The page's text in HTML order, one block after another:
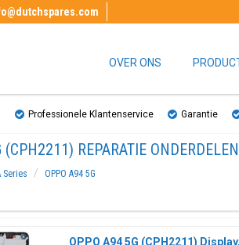
OVER ONS
Professionele Klantenservice Garantie
REPARATIE
Series
OPPO A94 5G
OPPO A94 5G (CPH2211)